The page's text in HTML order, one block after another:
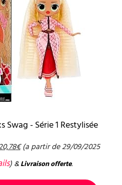
Swag - Série 1 Restylisée
€(a partir de 29/09/2025
) & Livraison offerte.